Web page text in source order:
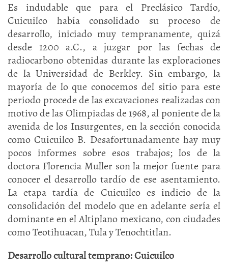
Es indudable que para el Preclásico Tardío,
Cuicuilco había consolidado su proceso de
desarrollo, iniciado muy tempranamente, quizá
desde 1200 a.C., a juzgar por las fechas de
radiocarbono obtenidas durante las exploraciones
de la Universidad de Berkley. Sin embargo, la
mayoría de lo que conocemos del sitio para este
periodo procede de las excavaciones realizadas con
motivo de las Olimpiadas de 1968, al poniente de la
avenida de los Insurgentes, en la sección conocida
como Cuicuilco B. Desafortunadamente hay muy
pocos informes sobre esos trabajos; los de la
doctora Florencia Muller son la mejor fuente para
conocer el desarrollo tardío de ese asentamiento.
La etapa tardía de Cuicuilco es indicio de la
consolidación del modelo que en adelante sería el
dominante en el Altiplano mexicano, con ciudades
como Teotihuacan, Tula y Tenochtitlan.
Desarrollo cultural temprano: Cuicuilco